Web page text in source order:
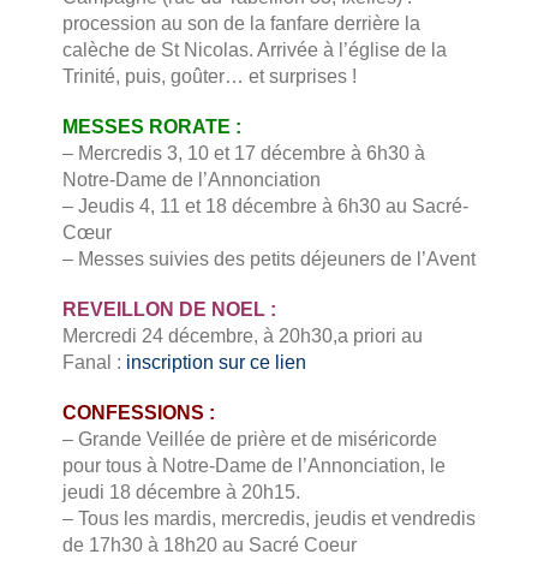
procession au son de la fanfare derrière la
calèche de St Nicolas. Arrivée à l’église de la
Trinité, puis, goûter… et surprises !
MESSES RORATE :
– Mercredis 3, 10 et 17 décembre à 6h30 à
Notre-Dame de l’Annonciation
– Jeudis 4, 11 et 18 décembre à 6h30 au Sacré-
Cœur
– Messes suivies des petits déjeuners de l’Avent
REVEILLON DE NOEL :
Mercredi 24 décembre, à 20h30,a priori au
Fanal : inscription sur ce lien
CONFESSIONS :
– Grande Veillée de prière et de miséricorde
pour tous à Notre-Dame de l’Annonciation, le
jeudi 18 décembre à 20h15.
– Tous les mardis, mercredis, jeudis et vendredis
de 17h30 à 18h20 au Sacré Coeur